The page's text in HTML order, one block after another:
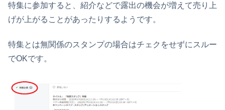
特集に参加すると、紹介などで露出の機会が増えて売り上
げが上がることがあったりするようです。
特集とは無関係のスタンプの場合はチェクをせずにスルー
でOKです。